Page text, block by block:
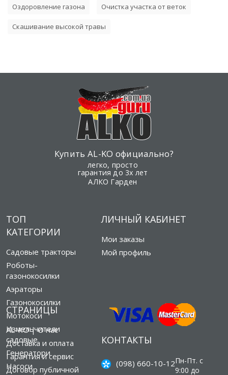
Оздоровление газона Очистка участка от веток
Скашивание высокой травы
Купить AL-KO официально?
легко, просто
гарантия до 3х лет
АЛКО Гарден
ТОП
КАТЕГОРИИ
Садовые тракторы
Роботы-
газонокосилки
Аэраторы
Газонокосилки
Мотокоси
Измельчители
садовые
Генератори
Насоси
СТРАНИЦЫ
AL-KO | О нас
Доставка и оплата
Гарантия и сервис
Договор публичной
ЛИЧНЫЙ КАБИНЕТ
Мои заказы
Мой профиль
КОНТАКТЫ
(098) 660-10-12Пн-Пт. с
9:00 до